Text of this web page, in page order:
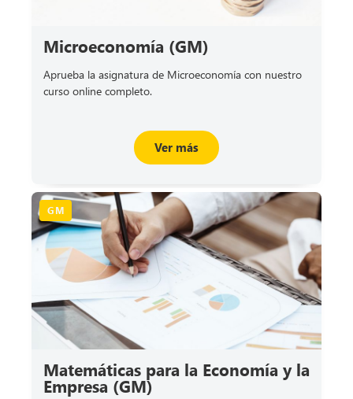
Microeconomía (GM)
Aprueba la asignatura de Microeconomía con nuestro
curso online completo.
Ver más
GM
Matemáticas para la Economía y la
Empresa (GM)